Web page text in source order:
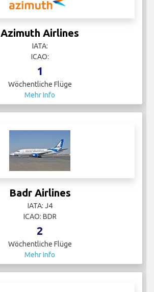
Azimuth Airlines
IATA:
ICAO:
1
Wöchentliche Flüge
Mehr Info
Badr Airlines
IATA: J4
ICAO: BDR
2
Wöchentliche Flüge
Mehr Info